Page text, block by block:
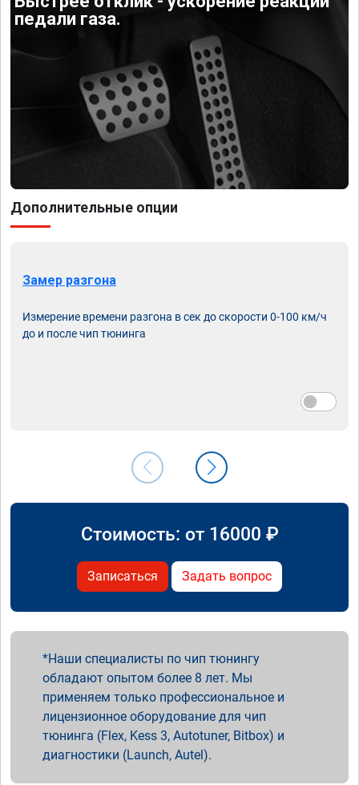
педали газа.
Дополнительные опции
Замер разгона
Измерение времени разгона в сек до скорости 0-100 км/ч
до и после чип тюнинга
Стоимость: от 16000 ₽
Записаться Задать вопрос
Наши специалисты по чип тюнингу
обладают опытом более 8 лет. Мы
применяем только профессиональное и
лицензионное оборудование для чип
тюнинга (Flex, Kess 3, Autotuner, Bitbox) и
диагностики (Launch, Autel).